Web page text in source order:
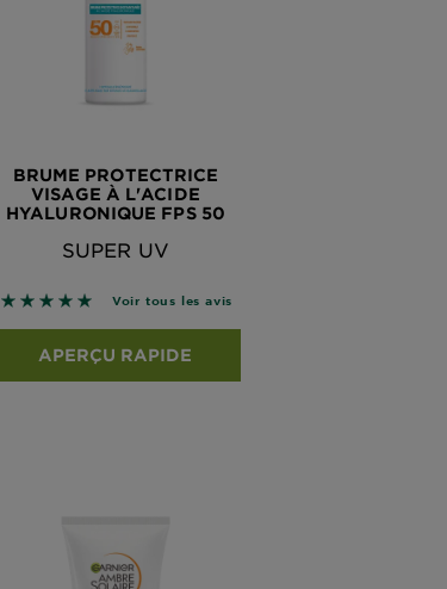
BRUME PROTECTRICE
VISAGE À L'ACIDE
HYALURONIQUE FPS 50
SUPER UV
5 sur 5 étoiles basé sur les avis
Voir tous les avis
APERÇU RAPIDE